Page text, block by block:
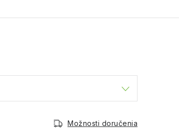
Možnosti doručenia